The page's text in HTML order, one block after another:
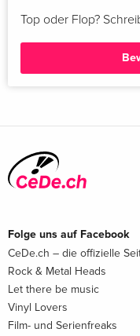
Top oder Flop?
Folge uns auf Facebook
CeDe.ch – die offizielle
Rock & Metal Heads
Let there be music
Vinyl Lovers
Film- und Serienfreaks